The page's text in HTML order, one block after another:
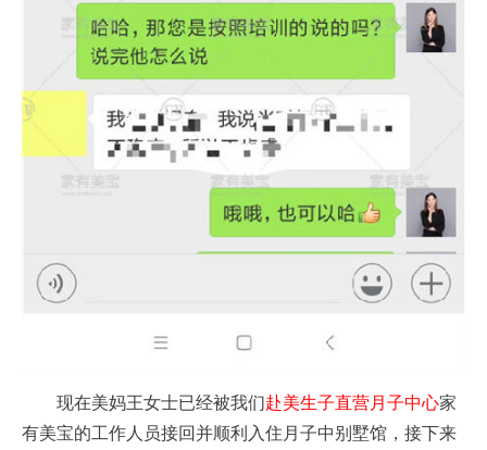
现在美妈王女士已经被我们赴美生子直营月子中心家
有美宝的工作人员接回并顺利入住月子中别墅馆，接下来